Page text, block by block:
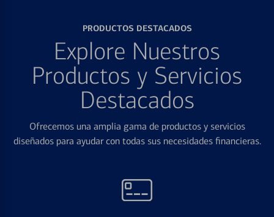
PRODUCTOS DESTACADOS
Explore Nuestros
Productos y Servicios
Destacados
Ofrecemos una amplia gama de productos y servicios
diseñados para ayudar con todas sus necesidades financieras.